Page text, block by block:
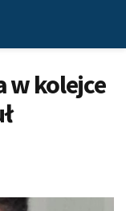
w kolejce